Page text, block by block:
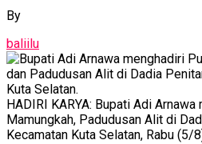
By
baliilu
HADIRI KARYA: Bupati Adi
Mamungkah, Padudusan Alit di
Kecamatan Kuta Selatan, Rabu (5/